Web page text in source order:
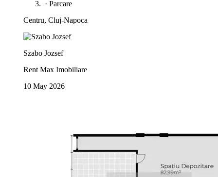
· Parcare
Centru, Cluj-Napoca
Szabo Jozsef
Rent Max Imobiliare
10 May 2026